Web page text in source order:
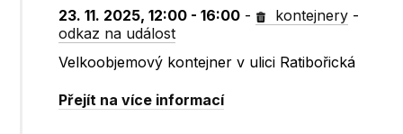
23. 11. 2025, 12:00 - 16:00 - kontejnery -
odkaz na událost
Velkoobjemový kontejner v ulici Ratibořická
Přejít na více informací